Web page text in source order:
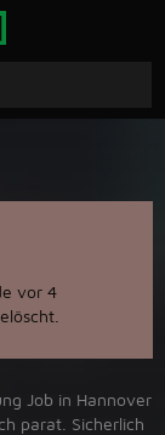
vor 4
Job in ‪Hannover‬
parat. Sicherlich